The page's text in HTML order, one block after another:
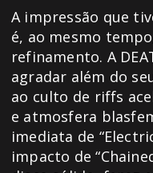
A impressão que
é, ao mesmo
refinamento. A
agradar além do
ao culto de riffs
e atmosfera
imediata de
impacto de